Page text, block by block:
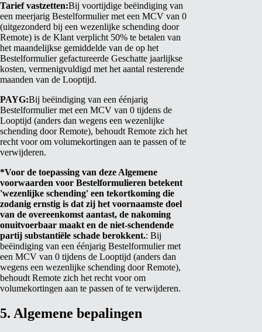
Tarief vastzetten:Bij voortijdige beëindiging van
een meerjarig Bestelformulier met een MCV van 0
(uitgezonderd bij een wezenlijke schending door
Remote) is de Klant verplicht 50% te betalen van
het maandelijkse gemiddelde van de op het
Bestelformulier gefactureerde Geschatte jaarlijkse
kosten, vermenigvuldigd met het aantal resterende
maanden van de Looptijd.
PAYG:Bij beëindiging van een éénjarig
Bestelformulier met een MCV van 0 tijdens de
Looptijd (anders dan wegens een wezenlijke
schending door Remote), behoudt Remote zich het
recht voor om volumekortingen aan te passen of te
verwijderen.
*Voor de toepassing van deze Algemene
voorwaarden voor Bestelformulieren betekent
'wezenlijke schending' een tekortkoming die
zodanig ernstig is dat zij het voornaamste doel
van de overeenkomst aantast, de nakoming
onuitvoerbaar maakt en de niet‑schendende
partij substantiële schade berokkent.: Bij
beëindiging van een éénjarig Bestelformulier met
een MCV van 0 tijdens de Looptijd (anders dan
wegens een wezenlijke schending door Remote),
behoudt Remote zich het recht voor om
volumekortingen aan te passen of te verwijderen.
5. Algemene bepalingen